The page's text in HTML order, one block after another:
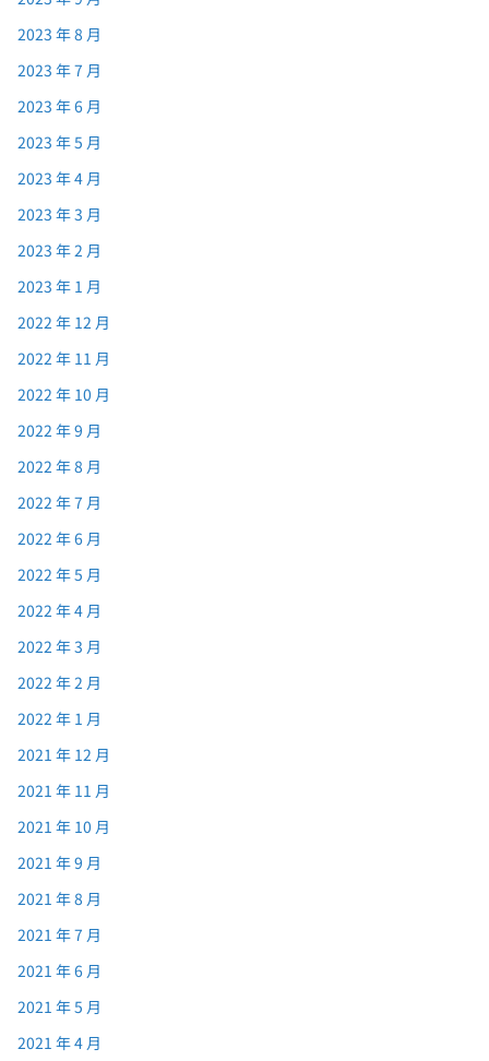
2023 年 8 月
2023 年 7 月
2023 年 6 月
2023 年 5 月
2023 年 4 月
2023 年 3 月
2023 年 2 月
2023 年 1 月
2022 年 12 月
2022 年 11 月
2022 年 10 月
2022 年 9 月
2022 年 8 月
2022 年 7 月
2022 年 6 月
2022 年 5 月
2022 年 4 月
2022 年 3 月
2022 年 2 月
2022 年 1 月
2021 年 12 月
2021 年 11 月
2021 年 10 月
2021 年 9 月
2021 年 8 月
2021 年 7 月
2021 年 6 月
2021 年 5 月
2021 年 4 月